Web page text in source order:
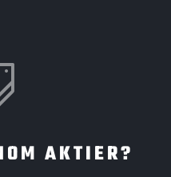
AKTIER?